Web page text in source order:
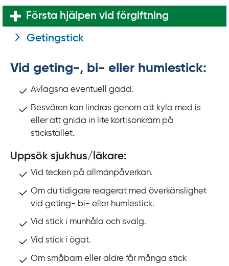
Första hjälpen vid förgiftning
Getingstick
Vid geting-, bi- eller humlestick:
Avlägsna eventuell gadd.
Besvären kan lindras genom att kyla med is
eller att gnida in lite kortisonkräm på
stickstället.
Uppsök sjukhus/läkare:
Vid tecken på allmänpåverkan.
Om du tidigare reagerat med överkänslighet
vid geting- bi- eller humlestick.
Vid stick i munhåla och svalg.
Vid stick i ögat.
Om småbarn eller äldre får många stick